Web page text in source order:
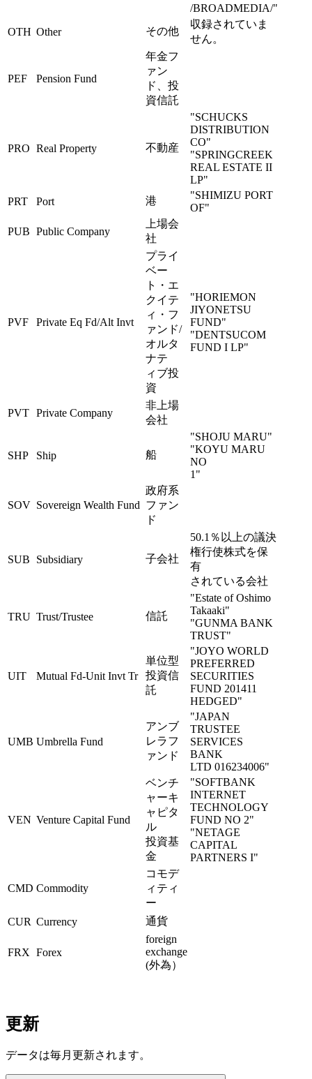
/BROADMEDIA/"
OTH Other その他
収録されていま
せん。
PEF Pension Fund
年金フ
ァン
ド、投
資信託
PRO Real Property 不動産
"SCHUCKS
DISTRIBUTION
CO"
"SPRINGCREEK
REAL ESTATE II
LP"
PRT
Port 港
"SHIMIZU PORT
OF"
PUB Public Company
上場会
社
PVF Private Eq Fd/Alt Invt
プライ
ベー
ト・エ
クイテ
ィ・フ
ァンド/
オルタ
ナテ
ィブ投
資
"HORIEMON
JIYONETSU
FUND"
"DENTSUCOM
FUND I LP"
PVT Private Company
非上場
会社
SHP Ship 船
"SHOJU MARU"
"KOYU MARU
NO
1"
SOV Sovereign Wealth Fund
政府系
ファン
ド
SUB Subsidiary 子会社
50.1％以上の議決
権行使株式を保
有
されている会社
TRU Trust/Trustee 信託
"Estate of Oshimo
Takaaki"
"GUNMA BANK
TRUST"
UIT Mutual Fd-Unit Invt Tr
単位型
投資信
託
"JOYO WORLD
PREFERRED
SECURITIES
FUND 201411
HEDGED"
UMB Umbrella Fund
アンブ
レラフ
ァンド
"JAPAN
TRUSTEE
SERVICES
BANK
LTD 016234006"
VEN Venture Capital Fund
ベンチ
ャーキ
ャピタ
ル
投資基
金
"SOFTBANK
INTERNET
TECHNOLOGY
FUND NO 2"
"NETAGE
CAPITAL
PARTNERS I"
CMD Commodity
コモデ
ィティ
ー
CUR Currency 通貨
FRX Forex
foreign
exchange
(外為）
更新
データは毎月更新されます。